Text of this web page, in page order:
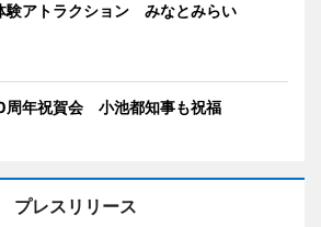
験アトラクション みなとみらい
周年祝賀会 小池都知事も祝福
プレスリリース